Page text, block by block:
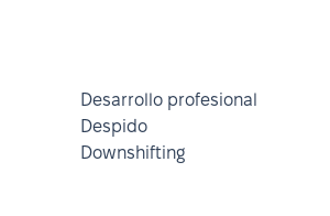
Desarrollo profesional
Despido
Downshifting